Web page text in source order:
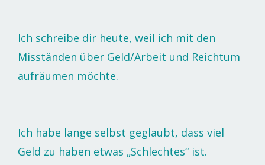
Ich schreibe dir heute, weil ich mit den
Misständen über Geld/Arbeit und Reichtum
aufräumen möchte.
Ich habe lange selbst geglaubt, dass viel
Geld zu haben etwas „Schlechtes“ ist.